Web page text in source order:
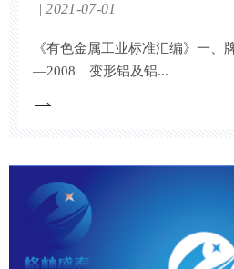
2021-07-01
《有色金属工业标准汇编》一
—2008 变形铝及铝...